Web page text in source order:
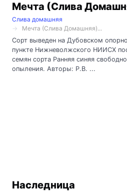
Мечта (Слива
Слива домашняя
Мечта (Слива Домашняя)...
Сорт выведен на Дубовском
пункте Нижневолжского НИИСХ
семян сорта Ранняя синяя
опыления. Авторы: Р.В. ...
Наследница